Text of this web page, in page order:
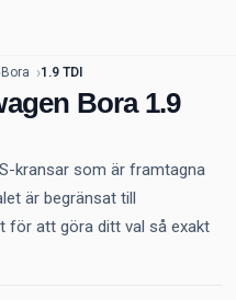
Bora 1.9 TDI
Bora 1.9
kransar som är framtagna
är begränsat till
för att göra ditt val så exakt